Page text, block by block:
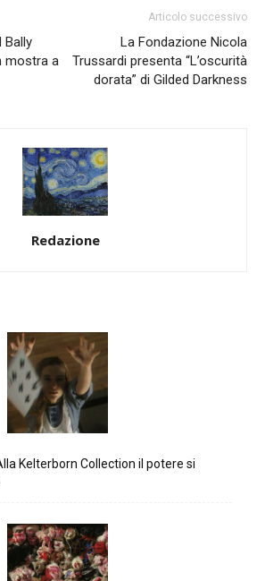
Bally
mostra a
Articolo successivo
La Fondazione Nicola
Trussardi presenta “L’oscurità
dorata” di Gilded Darkness
Redazione
Kelterborn Collection il potere si